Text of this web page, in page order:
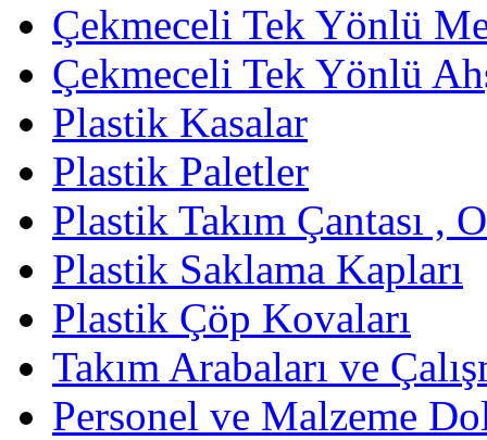
Çekmeceli Tek Yönlü
Çekmeceli Tek Yönlü
Plastik Kasalar
Plastik Paletler
Plastik Takım Çantası ,
Plastik Saklama Kapları
Plastik Çöp Kovaları
Takım Arabaları ve
Personel ve Malzeme